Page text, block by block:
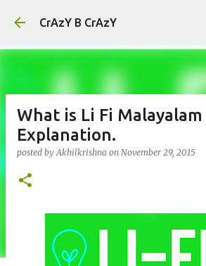
Skip to main content
CrAzY B CrAzY
What is Li Fi Malayalam
Explanation.
posted byAkhilkrishna on November 29, 2015